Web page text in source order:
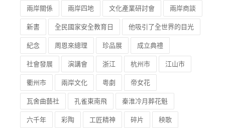
兩岸關係 兩岸四地 文化產業研討會 兩岸商談
新書 全民國家安全教育日 他吸引了全世界的目光
紀念 周恩來總理 珍品展 成立典禮
社會發展 演講會 浙江 杭州市 江山市
衢州市 兩岸文化 粵劇 帝女花
瓦舍曲藝社 孔雀東南飛 秦淮冷月葬花魁
六千年 彩陶 工匠精神 碎片 秧歌